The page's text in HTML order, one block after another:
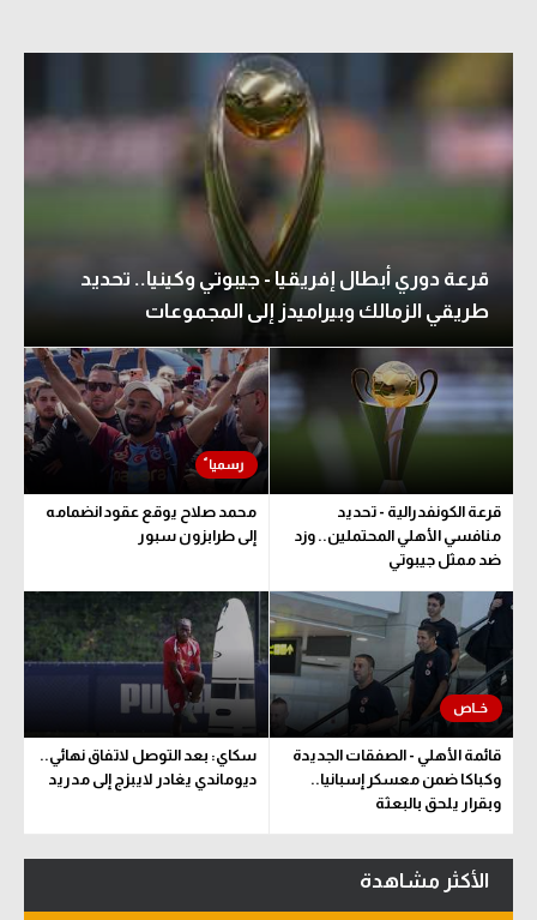
قرعة دوري أبطال إفريقيا - جيبوتي وكينيا.. تحديد
طريقي الزمالك وبيراميدز إلى المجموعات
قرعة الكونفدرالية - تحديد
منافسي الأهلي المحتملين.. وزد
ضد ممثل جيبوتي
محمد صلاح يوقع عقود انضمامه
إلى طرابزون سبور
قائمة الأهلي - الصفقات الجديدة
وكباكا ضمن معسكر إسبانيا..
وبقرار يلحق بالبعثة
سكاي: بعد التوصل لاتفاق نهائي..
ديوماندي يغادر لايبزج إلى مدريد
الأكثر مشاهدة